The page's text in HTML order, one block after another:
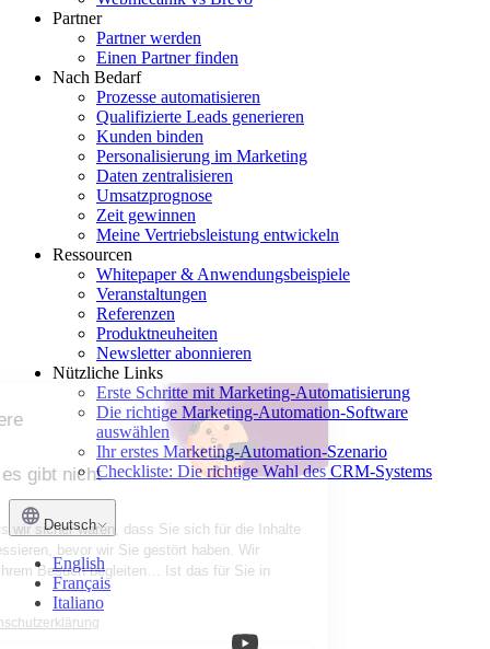
Möchten Sie unsere
Cookies?
Sie sind nett und es gibt nicht
viele von ihnen!
Wir haben gewartet, bis wir sicher waren, dass Sie sich für die Inhalte
unserer Website interessieren, bevor wir Sie gestört haben. Wir
würden Sie gerne bei Ihrem Besuch begleiten… Ist das für Sie in
Ordnung?
Lesen Sie unsere Datenschutzerklärung
Partner
Partner werden
Einen Partner finden
Nach Bedarf
Prozesse automatisieren
Qualifizierte Leads generieren
Kunden binden
Personalisierung im Marketing
Daten zentralisieren
Umsatzprognose
Zeit gewinnen
Meine Vertriebsleistung entwickeln
Ressourcen
Whitepaper & Anwendungsbeispiele
Veranstaltungen
Referenzen
Produktneuheiten
Newsletter abonnieren
Nützliche Links
Erste Schritte mit Marketing-Automatisierung
Die richtige Marketing-Automation-Software
auswählen
Ihr erstes Marketing-Automation-Szenario
Checkliste: Die richtige Wahl des CRM-Systems
Deutsch
English
Français
Italiano